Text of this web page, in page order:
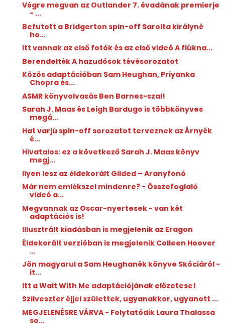
Végre megvan az Outlander 7. évadának premierje
- ...
Befutott a Bridgerton spin-off Sarolta királyné
ho...
Itt vannak az első fotók és az első videó A fiúkna...
Berendelték A hazudósok tévésorozatot
Közös adaptációban Sam Heughan, Priyanka
Chopra és...
ASMR könyvolvasás Ben Barnes-szal!
Sarah J. Maas és Leigh Bardugo is többkönyves
megá...
Hat varjú spin-off sorozatot terveznek az Árnyék
é...
Hivatalos: ez a következő Sarah J. Maas könyv
megj...
Ilyen lesz az éldekorált Gilded – Aranyfonó
Már nem emlékszel mindenre? - Összefoglaló
videó a...
Megvannak az Oscar-nyertesek - van két
adaptációs is!
Illusztrált kiadásban is megjelenik az Eragon
Éldekorált verzióban is megjelenik Colleen Hoover
...
Jön magyarul a Sam Heughanék könyve Skóciáról -
it...
Itt a Wait With Me adaptációjának előzetese!
Szilveszter éjjel születtek, ugyanakkor, ugyanott ...
MEGJELENÉSRE VÁRVA - Folytatódik Laura Thalassa
so...